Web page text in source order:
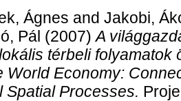
Ágnes and Jakobi,
Pál (2007)A
térbeli folyamatok
World Economy:
Spatial Processes.